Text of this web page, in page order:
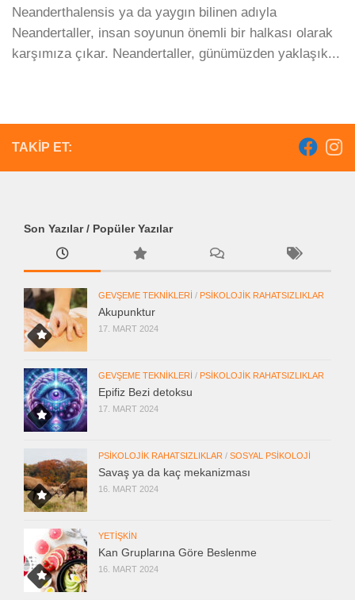
Neanderthalensis ya da yaygın bilinen adıyla
Neandertaller, insan soyunun önemli bir halkası olarak
karşımıza çıkar. Neandertaller, günümüzden yaklaşık...
TAKIP ET:
Son Yazılar / Popüler Yazılar
GEVŞEME TEKNIKLERI / PSIKOLOJIK RAHATSIZLIKLAR
Akupunktur
17. MART 2024
GEVŞEME TEKNIKLERI / PSIKOLOJIK RAHATSIZLIKLAR
Epifiz Bezi detoksu
17. MART 2024
PSIKOLOJIK RAHATSIZLIKLAR / SOSYAL PSIKOLOJI
Savaş ya da kaç mekanizması
16. MART 2024
YETIŞKIN
Kan Gruplarına Göre Beslenme
16. MART 2024